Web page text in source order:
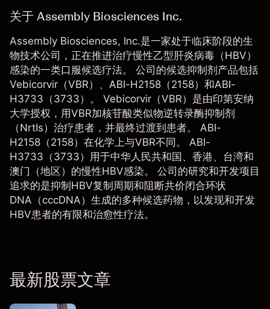
关于 Assembly Biosciences Inc.
Assembly Biosciences, Inc.是一家处于临床阶段的生
物技术公司，正在推进治疗慢性乙型肝炎病毒（HBV）
感染的一类口服候选疗法。 公司的候选抑制剂产品包括
Vebicorvir（VBR）、ABI-H2158（2158）和ABI-
H3733（3733）。 Vebicorvir（VBR）是由印第安纳
大学授权，用VBR加核苷酸类似物逆转录酶抑制剂
（NrtIs）治疗患者，并最终过渡到患者。 ABI-
H2158（2158）在化学上与VBR不同。 ABI-
H3733（3733）用于中华人民共和国、香港、台湾和
澳门（地区）的慢性HBV感染。 公司的研究和开发项目
追求的是抑制HBV复制周期和阻断共价闭合环状
DNA（cccDNA）生成的多种候选药物，以发现和开发
HBV患者的有限和治愈性疗法。
最新股票文章